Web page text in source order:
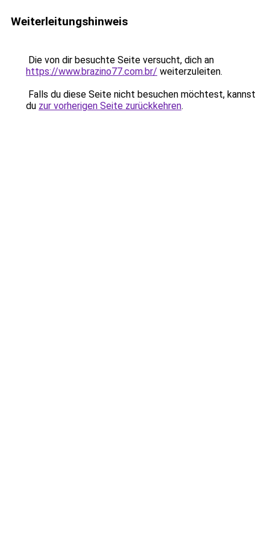
Weiterleitungshinweis
Die von dir besuchte Seite versucht, dich an
https://www.brazino77.com.br/ weiterzuleiten.
Falls du diese Seite nicht besuchen möchtest, kannst
du zur vorherigen Seite zurückkehren.